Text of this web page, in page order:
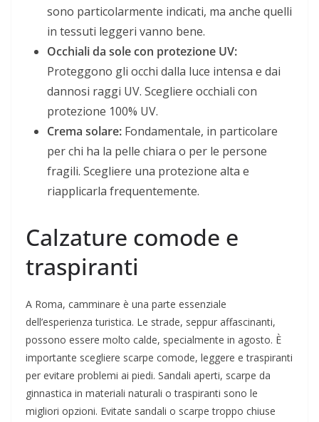
sono particolarmente indicati, ma anche quelli
in tessuti leggeri vanno bene.
Occhiali da sole con protezione UV:
Proteggono gli occhi dalla luce intensa e dai
dannosi raggi UV. Scegliere occhiali con
protezione 100% UV.
Crema solare: Fondamentale, in particolare
per chi ha la pelle chiara o per le persone
fragili. Scegliere una protezione alta e
riapplicarla frequentemente.
Calzature comode e
traspiranti
A Roma, camminare è una parte essenziale
dell’esperienza turistica. Le strade, seppur affascinanti,
possono essere molto calde, specialmente in agosto. È
importante scegliere scarpe comode, leggere e traspiranti
per evitare problemi ai piedi. Sandali aperti, scarpe da
ginnastica in materiali naturali o traspiranti sono le
migliori opzioni. Evitate sandali o scarpe troppo chiuse